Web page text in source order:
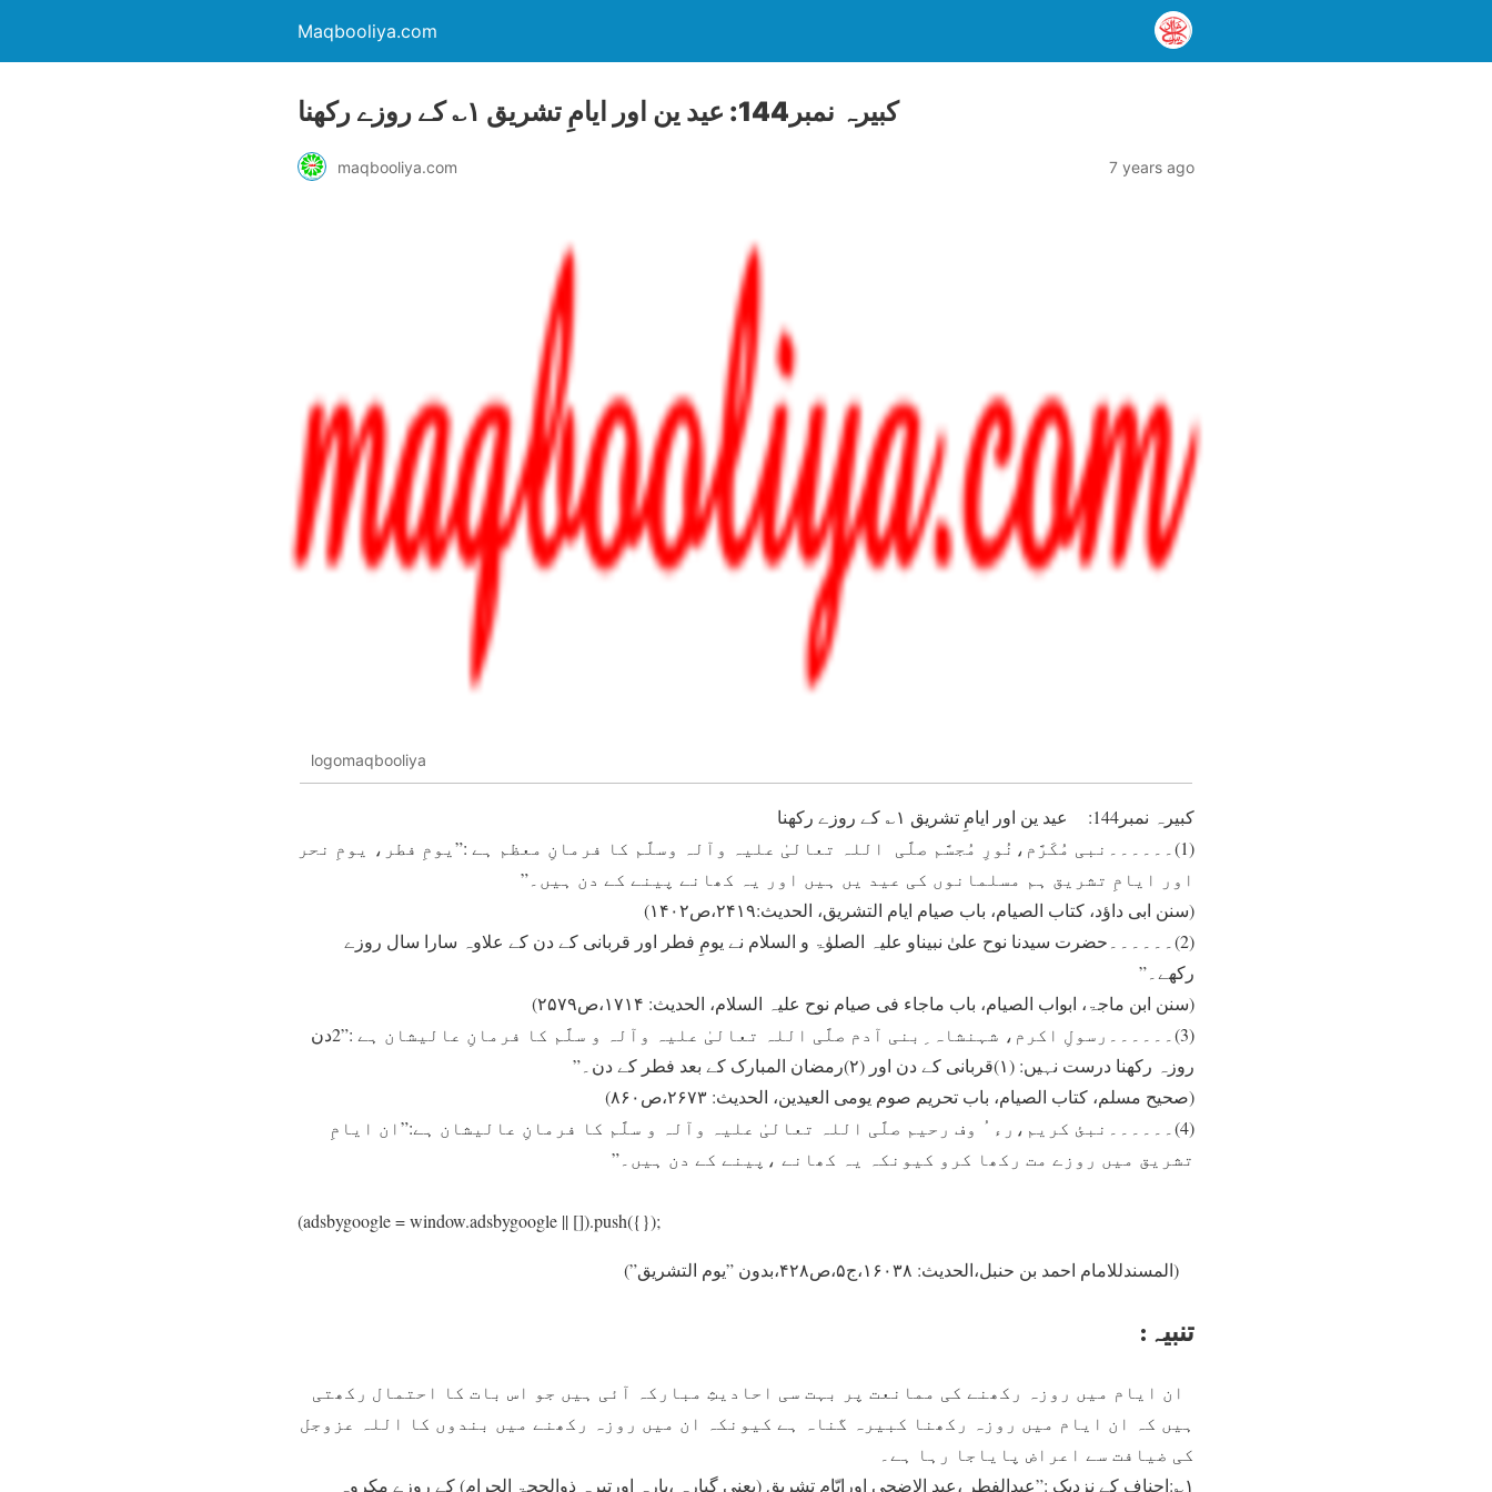
Maqbooliya.com
کبيرہ نمبر144: عيد ين اور ايامِ تشريق ۱؎ کے روزے رکھنا
maqbooliya.com 7 years ago
logomaqbooliya
کبيرہ نمبر144: عيد ين اور ايامِ تشريق ۱؎ کے روزے رکھنا
(1)۔۔۔۔۔۔نبی مُکَرَّم،نُورِ مُجسَّم صلَّی اللہ تعالیٰ علیہ وآلہ وسلَّم کا فرمانِ معظم ہے :”يومِ فطر، يومِ نحر
اور ايامِ تشريق ہم مسلمانوں کی عيد یں ہيں اور يہ کھانے پينے کے دن ہيں۔”
(سنن ابی داؤد، کتاب الصیام، باب صیام ایام التشریق، الحدیث:۲۴۱۹،ص۱۴۰۲)
(2)۔۔۔۔۔۔حضرت سيدنا نوح علیٰ نبيناو عليہ الصلوٰۃ و السلام نے يومِ فطر اور قربانی کے دن کے علاوہ سارا سال روزے
رکھے۔”
(سنن ابن ماجۃ، ابواب الصیام، باب ماجاء فی صیام نوح علیہ السلام، الحدیث: ۱۷۱۴،ص۲۵۷۹)
(3)۔۔۔۔۔۔رسولِ اکرم، شہنشاہ ِبنی آدم صلَّی اللہ تعالیٰ علیہ وآلہ و سلَّم کا فرمانِ عالیشان ہے :”2دن
روزہ رکھنا درست نہيں: (۱)قربانی کے دن اور (۲)رمضان المبارک کے بعد فطر کے دن۔”
(صحیح مسلم، کتاب الصیام، باب تحریم صوم یومی العیدین، الحدیث: ۲۶۷۳،ص۸۶۰)
(4)۔۔۔۔۔۔نبئ کريم،رء ُ وف رحیم صلَّی اللہ تعالیٰ علیہ وآلہ و سلَّم کا فرمانِ عالیشان ہے:”ان ايامِ
تشريق ميں روزے مت رکھا کرو کيونکہ يہ کھانے ،پينے کے دن ہيں۔”
(adsbygoogle = window.adsbygoogle || []).push({});
(المسندللامام احمد بن حنبل،الحدیث: ۱۶۰۳۸،ج۵،ص۴۲۸،بدون ”یوم التشریق”)
تنبیہ:
ان ايام ميں روزہ رکھنے کی ممانعت پر بہت سی احادیثِ مبارکہ آئی ہيں جو اس بات کا احتمال رکھتی
ہیں کہ ان ایام میں روزہ رکھنا کبیرہ گناہ ہے کيونکہ ان ميں روزہ رکھنے میں بندوں کا اللہ عزوجل
کی ضيافت سے اعراض پاياجا رہا ہے۔
۱؎:احناف کے نزديک :”عیدالفطر ،عید الاضحی اورایّام تشریق (یعنی گیارہ ،بارہ اورتیرہ ذوالحجۃ الحرام) کے روزے مکروہ